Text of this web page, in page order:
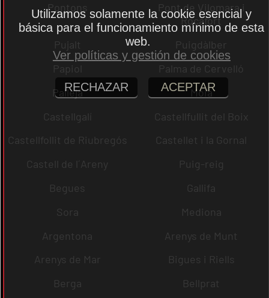
Pontons
Pont de Vilomara i
Rocafort
Pujalt
Puigdàlber
Papiol
Palma de Cervelló
Pallejà
Moià
Castellgalí
Castellfullit del Boix
Castellfollit de Riubregós
Castellet i la Gornal
Castell de l´Areny
Puig-reig
Begues
Gallifa
Sora
Mediona
Argentona
Arenys de Munt
Arenys de Mar
Bigues i Riells
Berga
Bellprat
Utilizamos solamente la cookie esencial y
básica para el funcionamiento mínimo de esta
web.
Ver políticas y gestión de cookies
RECHAZAR ACEPTAR